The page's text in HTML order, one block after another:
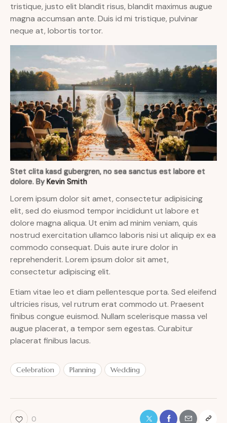
tristique, justo elit blandit risus, blandit maximus augue
magna accumsan ante. Duis id mi tristique, pulvinar
neque at, lobortis tortor.
Stet clita kasd gubergren, no sea sanctus est labore et
dolore. ByKevin Smith
Lorem ipsum dolor sit amet, consectetur adipisicing
elit, sed do eiusmod tempor incididunt ut labore et
dolore magna aliqua. Ut enim ad minim veniam, quis
nostrud exercitation ullamco laboris nisi ut aliquip ex ea
commodo consequat. Duis aute irure dolor in
reprehenderit. Lorem ipsum dolor sit amet,
consectetur adipiscing elit.
Etiam vitae leo et diam pellentesque porta. Sed eleifend
ultricies risus, vel rutrum erat commodo ut. Praesent
finibus congue euismod. Nullam scelerisque massa vel
augue placerat, a tempor sem egestas. Curabitur
placerat finibus lacus.
Celebration Planning Wedding
0